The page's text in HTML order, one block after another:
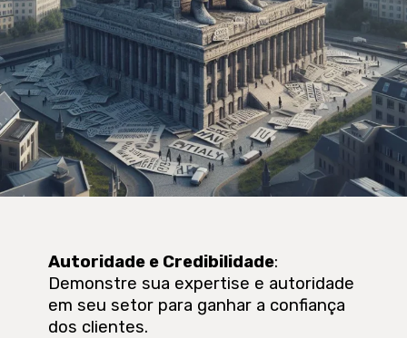
Autoridade e Credibilidade:
Demonstre sua expertise e autoridade
em seu setor para ganhar a confiança
dos clientes.